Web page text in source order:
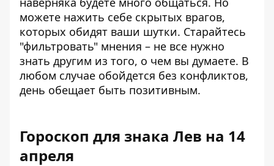
можете нажить себе скрытых врагов,
которых обидят ваши шутки. Старайтесь
"фильтровать" мнения – не все нужно
знать другим из того, о чем вы думаете. В
любом случае обойдется без конфликтов,
день обещает быть позитивным.
Гороскоп для знака Лев на 14
апреля